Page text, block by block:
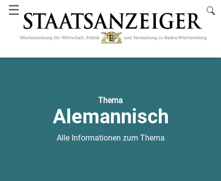
☰
Thema
Alemannisch
Alle Informationen zum Thema